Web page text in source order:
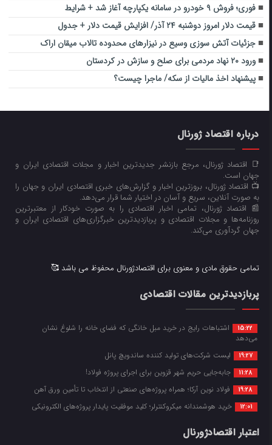
فوری؛ فروش ۹ خودرو در سامانه یکپارچه آغاز شد + شرایط
قیمت دلار امروز دوشنبه ۲۴ آذر/ افزایش قیمت دلار + جدول
جزئیات آتش سوزی وسیع در نیزار‌های محدوده تالاب میقان اراک
ورود ۲۰ نهاد مردمی برای صلح و سازش در کردستان
پیشنهاد اخذ مالیات از سکه/ ماجرا چیست؟
درباره اقتصاد ژورنال
📑 اقتصاد ژورنال، مرجع بازنشر جدیدترین اخبار و مجلات اقتصادی ایران و
جهان است.
📺 اقتصاد ژورنال، بروزترین اخبار و گزارش‌های خبری اقتصادی ایران و جهان را
به صورت آنلاین، سریع و آسان در اختیار شما قرار می‌‌دهد.
📰 اقتصاد ژورنال، تمامی اخبار اقتصادی را به صورت خودکار از معتبرترین
روزنامه‌ها و مجلات اقتصادی و پربازدیدترین خبرگزاری‌های اقتصادی ایران و
جهان گردآوری می‌کند.
تمامی حقوق مادی و معنوی برای اقتصادژورنال محفوظ می باشد 🥰
پربازدیدترین مقالات اقتصادی
15:22
اشتباهات رایج در خرید مبل خانگی که فضای خانه را شلوغ نشان
می‌دهد
19:27 لیست شرکت‌های تولید کننده ساندویچ پانل
11:28 جابه‌جایی حریم شهر قزوین برای اجرای پروژه فولاد!
19:28 فولاد نوین آرکا؛ همراه پروژه‌های صنعتی از انتخاب تا تأمین ورق آهن
12:01 خرید هوشمندانه میکروکنترلر؛ کلید موفقیت پایدار پروژه‌های الکترونیکی
اعتبار اقتصادژورنال